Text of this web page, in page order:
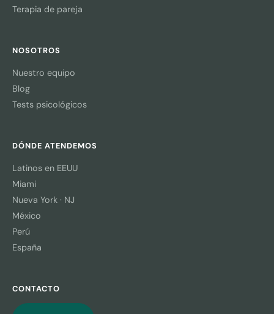
Terapia de pareja
NOSOTROS
Nuestro equipo
Blog
Tests psicológicos
DÓNDE ATENDEMOS
Latinos en EEUU
Miami
Nueva York · NJ
México
Perú
España
CONTACTO